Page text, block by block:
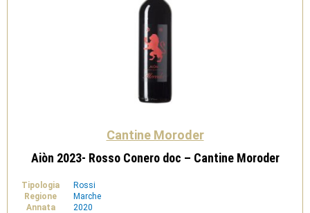
Cantine Moroder
Aiòn 2023- Rosso Conero doc – Cantine Moroder
Tipologia
Rossi
Regione
Marche
Annata
2020